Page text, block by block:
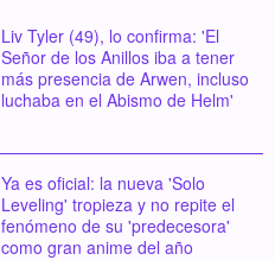
Liv Tyler (49), lo confirma: 'El
Señor de los Anillos iba a tener
más presencia de Arwen, incluso
luchaba en el Abismo de Helm'
Ya es oficial: la nueva 'Solo
Leveling' tropieza y no repite el
fenómeno de su 'predecesora'
como gran anime del año